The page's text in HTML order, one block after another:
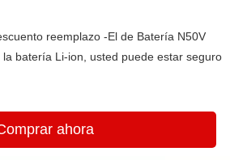
reemplazo -El de Batería N50V
batería Li-ion, usted puede estar seguro
ahora